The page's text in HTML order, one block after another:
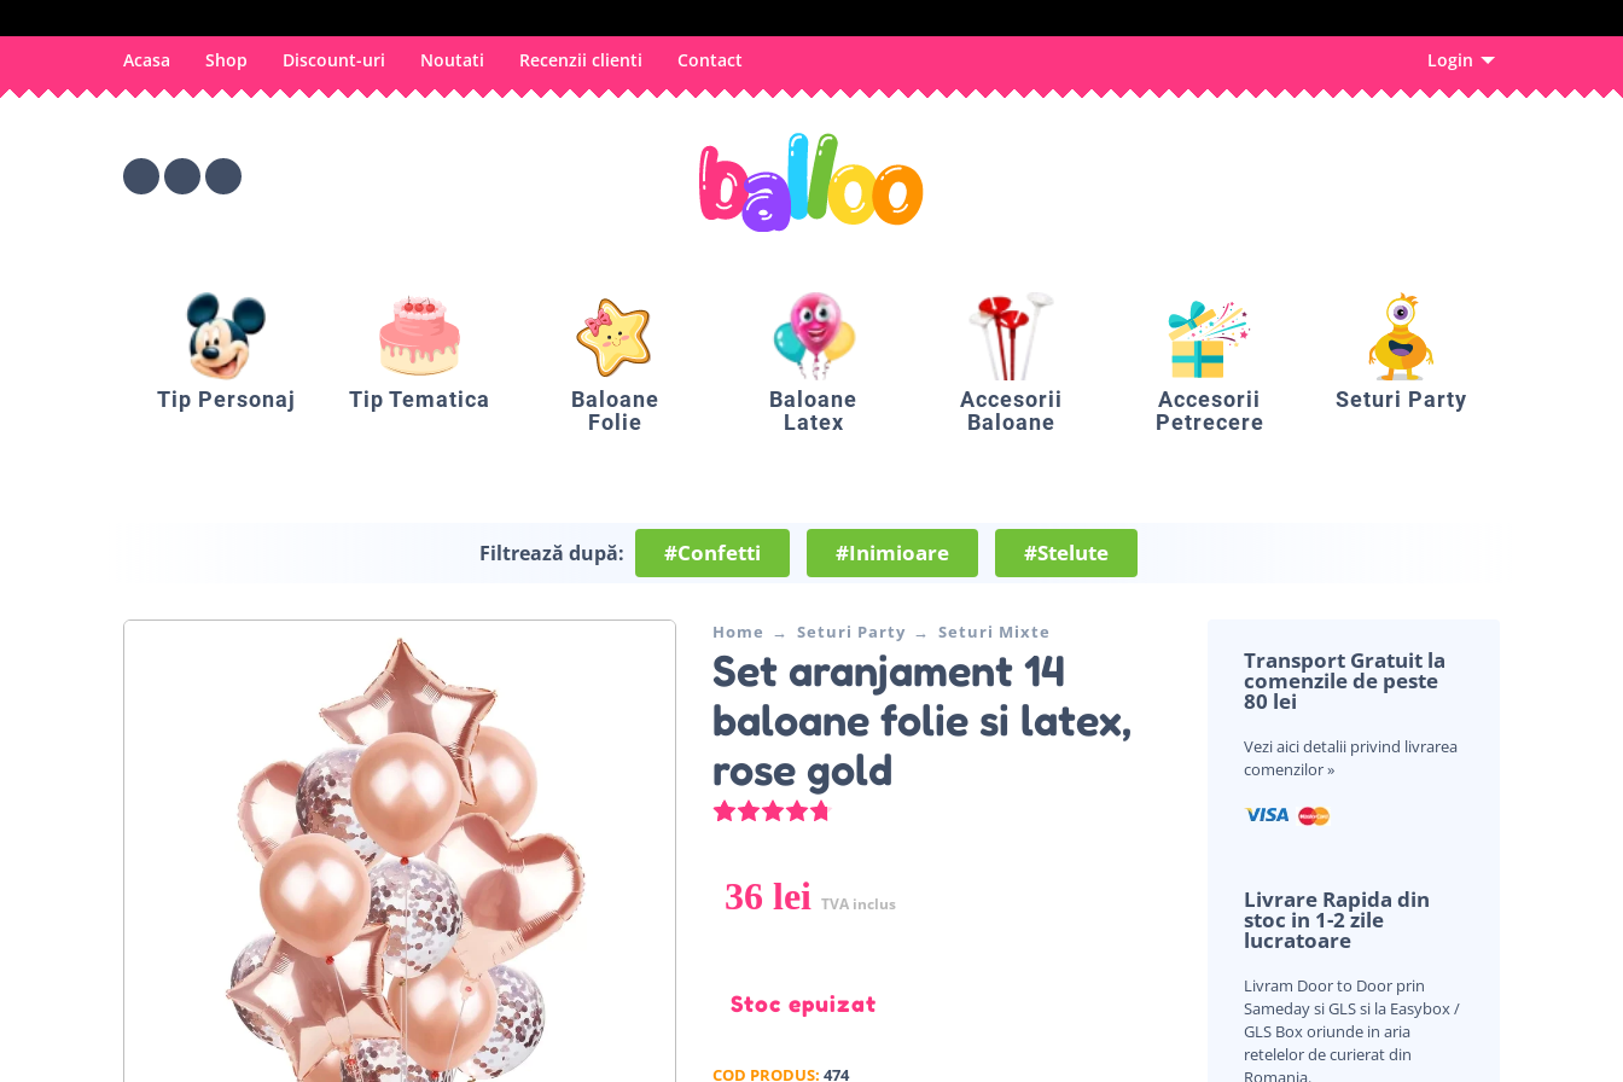
Acasa Shop Discount-uri Noutati Recenzii clienti Contact Login
Tip Personaj Tip Tematica
Baloane
Folie
Baloane
Latex
Accesorii
Baloane
Accesorii
Petrecere
Seturi Party
Filtrează după: #Confetti #Inimioare #Stelute
Home Seturi Party Seturi Mixte
Set aranjament 14
baloane folie si latex,
rose gold
Evaluat la
4 evaluări ale clienților
36 lei TVA inclus
Stoc epuizat
COD PRODUS: 474
Transport Gratuit la
comenzile de peste
80 lei
Vezi aicidetalii privind livrarea
comenzilor »
Livrare Rapida din
stoc in 1-2 zile
lucratoare
Livram Door to Door prin
Sameday si GLS si la Easybox /
GLS Box oriunde in aria
retelelor de curierat din
Romania.